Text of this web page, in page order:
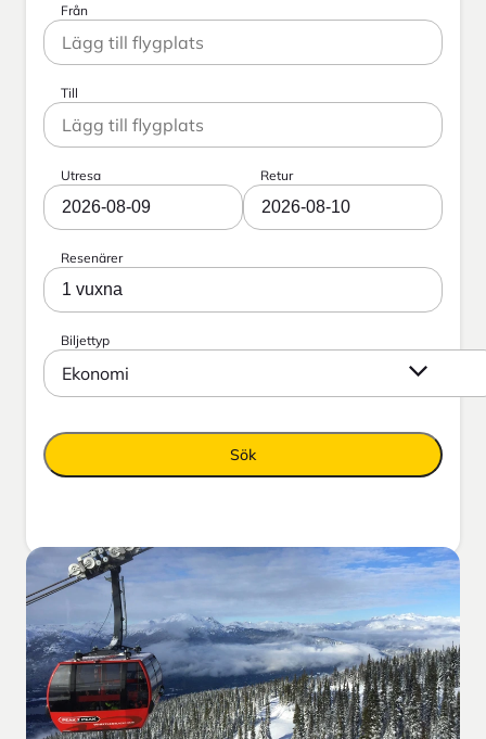
Från
Till
Utresa
2026-08-09
Retur
2026-08-10
Resenärer
1 vuxna
Biljettyp
Ekonomi
Sök